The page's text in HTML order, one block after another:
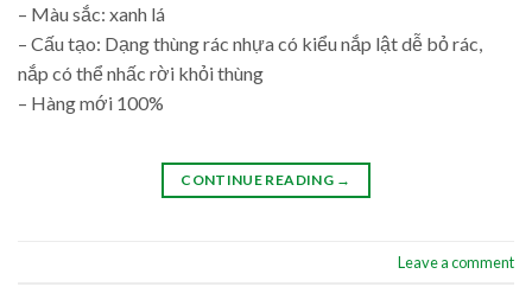
– Màu sắc: xanh lá
– Cấu tạo: Dạng thùng rác nhựa có kiểu nắp lật dễ bỏ rác,
nắp có thể nhấc rời khỏi thùng
– Hàng mới 100%
CONTINUE READING →
Leave a comment